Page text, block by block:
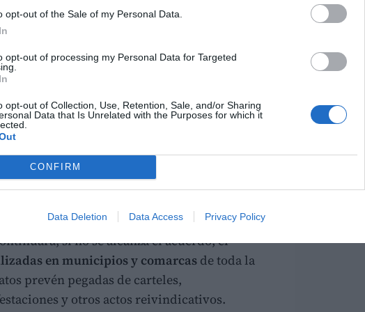
opt-out of the Sale of my Personal Data.
opt-out of processing my Personal Data for Targeted
opt-out of Collection, Use, Retention, Sale, and/or Sharing
Data that Is Unrelated with the Purposes for which it
CONFIRM
Data Deletion Data Access Privacy Policy
comenzará a las 12:00 horas desde las
concluir frente a la Conselleria de
la reunión de la Mesa Sectorial convocada
sindicatos y Conselleria desde el inicio
semana
si no se alcanza el acuerdo, el
en municipios y comarcasde toda la
prevén pegadas de carteles,
y otros actos reivindicativos.
LO MÁS LEÍDO